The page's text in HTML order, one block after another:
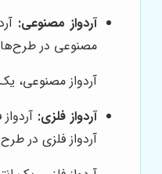
آردواز مصنوعی:
مصنوعی در طرح‌ها
آردواز مصنوعی،
آردواز فلزی:
آردواز فلزی در